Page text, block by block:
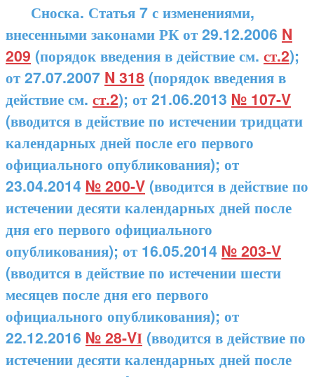
Сноска. Статья 7 с изменениями,
внесенными законами РК от 29.12.2006 N
209 (порядок введения в действие см. ст.2);
от 27.07.2007 N 318 (порядок введения в
действие см. ст.2); от 21.06.2013 № 107-V
(вводится в действие по истечении тридцати
календарных дней после его первого
официального опубликования); от
23.04.2014 № 200-V (вводится в действие по
истечении десяти календарных дней после
дня его первого официального
опубликования); от 16.05.2014 № 203-V
(вводится в действие по истечении шести
месяцев после дня его первого
официального опубликования); от
22.12.2016 № 28-VІ (вводится в действие по
истечении десяти календарных дней после